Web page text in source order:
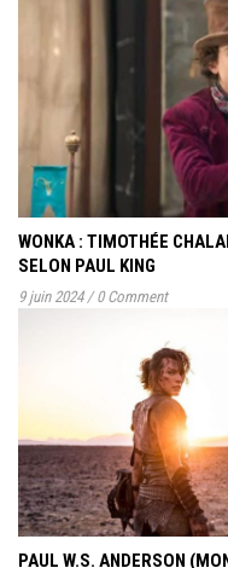
WONKA : TIMOTHÉE
SELON PAUL KING
9 juin 2024 / 0 Comment
PAUL W.S. ANDERSON